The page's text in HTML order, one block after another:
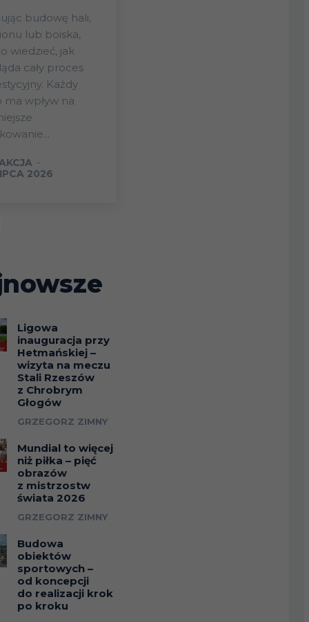
budowę hali,
lub boiska,
wiedzieć, jak
cały proces
Każdy
ma wpływ na
-
2026
Ligowa
inauguracja przy
Hetmańskiej –
wizyta na meczu
Stali Rzeszów
z Chrobrym
Głogów
GRZEGORZ ZIMNY
Mundial to więcej
niż piłka – pięć
obrazów
z mistrzostw
świata 2026
GRZEGORZ ZIMNY
Budowa
obiektów
sportowych –
od koncepcji
do realizacji krok
po kroku